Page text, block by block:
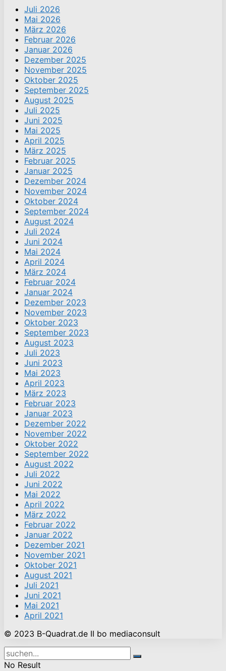
Juli 2026
Mai 2026
März 2026
Februar 2026
Januar 2026
Dezember 2025
November 2025
Oktober 2025
September 2025
August 2025
Juli 2025
Juni 2025
Mai 2025
April 2025
März 2025
Februar 2025
Januar 2025
Dezember 2024
November 2024
Oktober 2024
September 2024
August 2024
Juli 2024
Juni 2024
Mai 2024
April 2024
März 2024
Februar 2024
Januar 2024
Dezember 2023
November 2023
Oktober 2023
September 2023
August 2023
Juli 2023
Juni 2023
Mai 2023
April 2023
März 2023
Februar 2023
Januar 2023
Dezember 2022
November 2022
Oktober 2022
September 2022
August 2022
Juli 2022
Juni 2022
Mai 2022
April 2022
März 2022
Februar 2022
Januar 2022
Dezember 2021
November 2021
Oktober 2021
August 2021
Juli 2021
Juni 2021
Mai 2021
April 2021
© 2023 B-Quadrat.de II bo mediaconsult
No Result